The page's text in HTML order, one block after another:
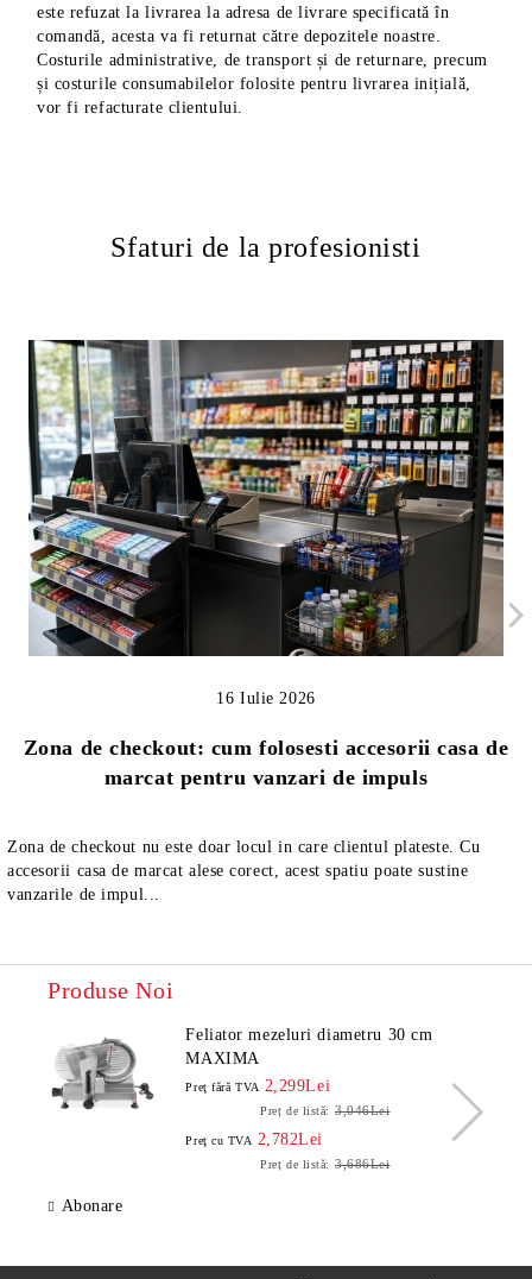
este refuzat la livrarea la adresa de livrare specificată în
comandă, acesta va fi returnat către depozitele noastre.
Costurile administrative, de transport și de returnare, precum
și costurile consumabilelor folosite pentru livrarea inițială,
vor fi refacturate clientului.
Sfaturi de la profesionisti
Zona de checkout: cum folosesti accesorii casa de
marcat pentru vanzari de impuls
16 Iulie 2026
Zona de checkout nu este doar locul in care clientul plateste. Cu
accesorii casa de marcat alese corect, acest spatiu poate sustine
vanzarile de impul...
Produse Noi
Feliator mezeluri diametru 30 cm
MAXIMA
Preţ fără TVA 2,299Lei
Preț de listă: 3,046Lei
Preţ cu TVA 2,782Lei
Preț de listă: 3,686Lei
Abonare